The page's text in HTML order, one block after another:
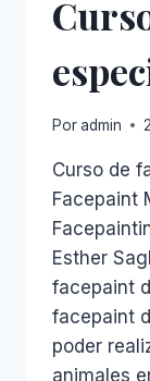
Poradmin
Curso de
Facepaint
Esther
facepaint
facepaint
poder
animales